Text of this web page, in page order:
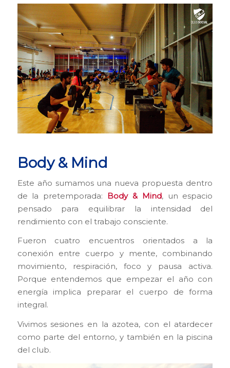
Body & Mind
Este año sumamos una nueva propuesta dentro
de la pretemporada:
Body & Mind, un espacio
pensado para equilibrar la intensidad del
rendimiento con el trabajo consciente.
Fueron cuatro encuentros orientados a la
conexión entre cuerpo y mente, combinando
movimiento, respiración, foco y pausa activa.
Porque entendemos que empezar el año con
energía implica preparar el cuerpo de forma
integral.
Vivimos sesiones en la azotea, con el atardecer
como parte del entorno, y también en la piscina
del club.